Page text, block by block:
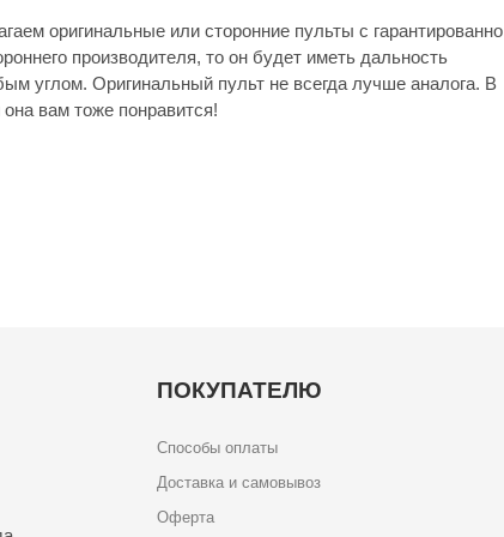
оригинальные или сторонние пульты с гарантированно
производителя, то он будет иметь дальность
углом. Оригинальный пульт не всегда лучше аналога. В
вам тоже понравится!
ПОКУПАТЕЛЮ
Способы оплаты
Доставка и самовывоз
Оферта